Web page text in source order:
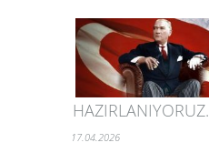
HAZIRLANIYORUZ.
17.04.2026